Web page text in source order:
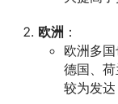
欧洲 ：
欧洲多
德国、
较为发达